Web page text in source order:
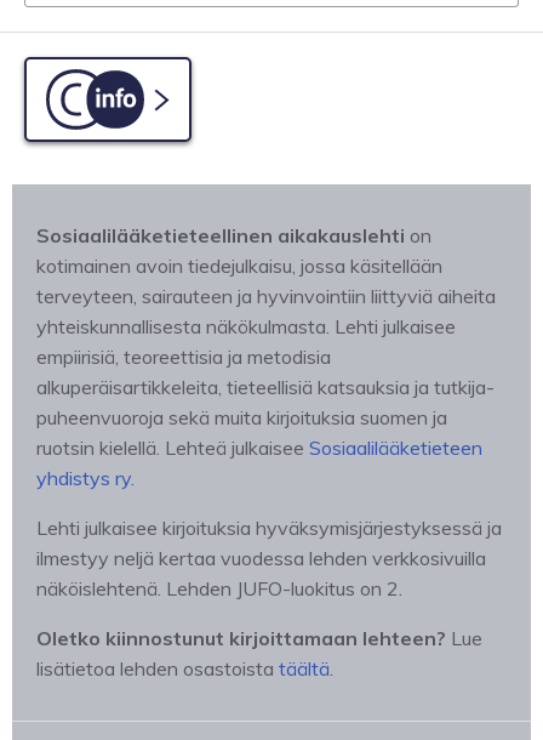
C-info
Sosiaalilääketieteellinen aikakauslehti on
kotimainen avoin tiedejulkaisu, jossa käsitellään
terveyteen, sairauteen ja hyvinvointiin liittyviä aiheita
yhteiskunnallisesta näkökulmasta. Lehti julkaisee
empiirisiä, teoreettisia ja metodisia
alkuperäisartikkeleita, tieteellisiä katsauksia ja tutkija-
puheenvuoroja sekä muita kirjoituksia suomen ja
ruotsin kielellä. Lehteä julkaisee Sosiaalilääketieteen
yhdistys ry.
Lehti julkaisee kirjoituksia hyväksymisjärjestyksessä ja
ilmestyy neljä kertaa vuodessa lehden verkkosivuilla
näköislehtenä. Lehden JUFO-luokitus on 2.
Oletko kiinnostunut kirjoittamaan lehteen? Lue
lisätietoa lehden osastoista täältä.